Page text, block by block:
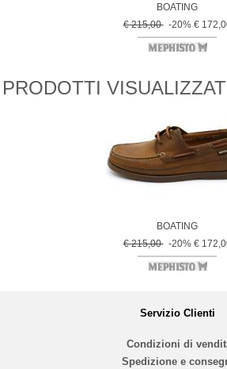
BOATING
€ 215,00-20% €
PRODOTTI
BOATING
€ 215,00-20% €
Servizio Clienti
Condizioni di
Spedizione e